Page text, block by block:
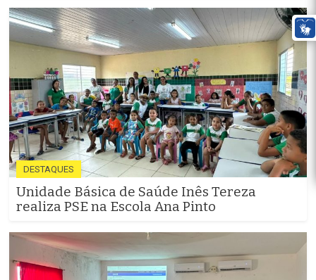
DESTAQUES
Unidade Básica de Saúde Inês Tereza
realiza PSE na Escola Ana Pinto